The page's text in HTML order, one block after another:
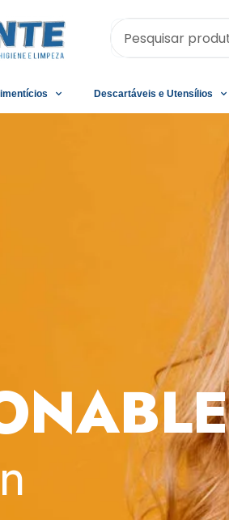
Descartáveis e Utensílios
NABLE